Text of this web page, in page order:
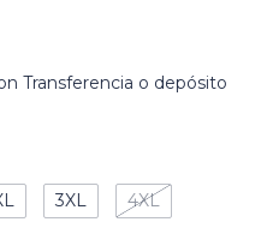
Transferencia o depósito
3XL 4XL